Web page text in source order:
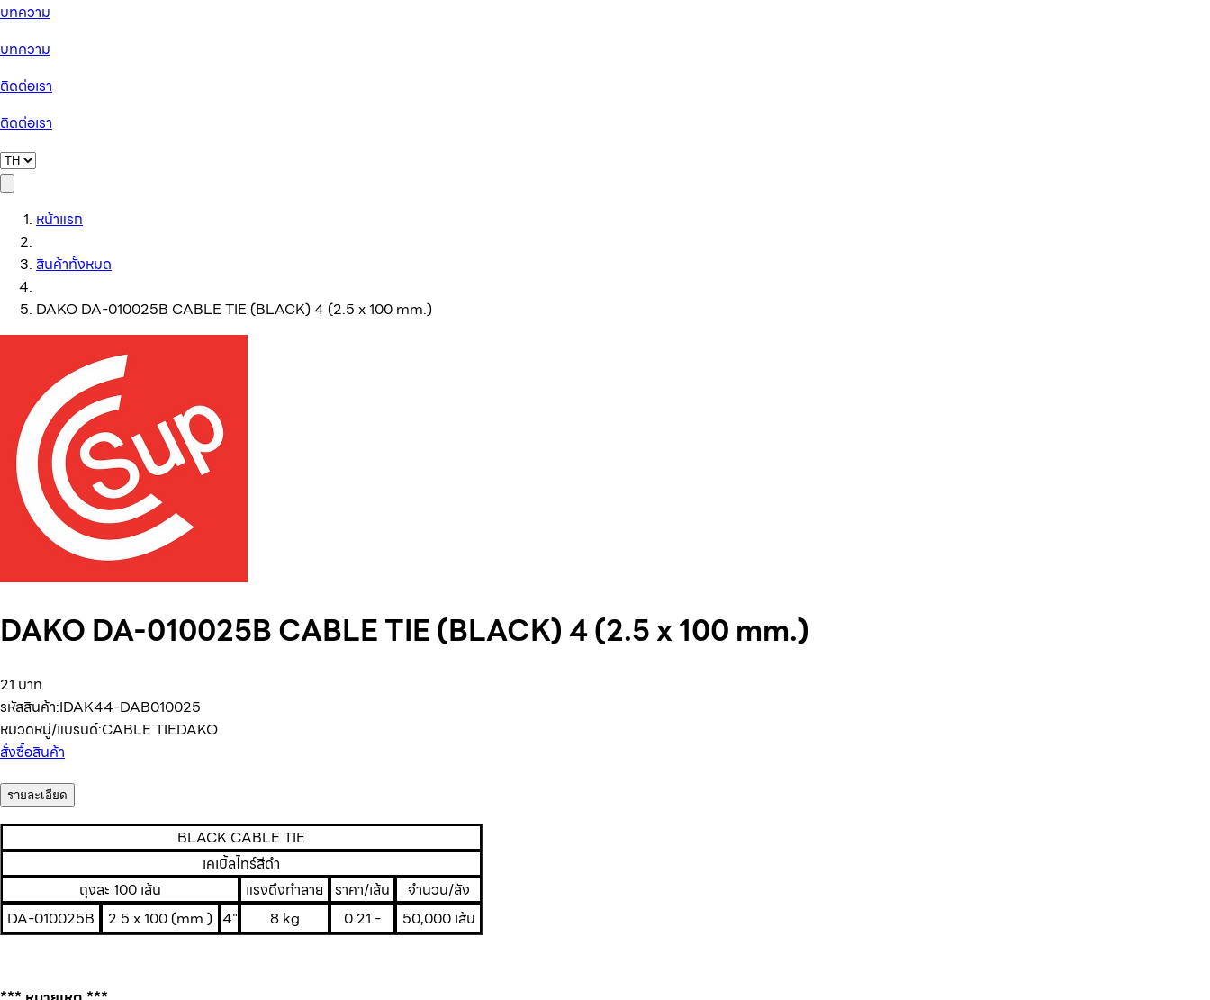
บทความ
บทความ
ติดต่อเรา
ติดต่อเรา
หน้าแรก
สินค้าทั้งหมด
DAKO DA-010025B CABLE TIE (BLACK) 4 (2.5 x 100 mm.)
DAKO DA-010025B CABLE TIE (BLACK) 4 (2.5 x 100 mm.)
21 บาท
รหัสสินค้า:IDAK44-DAB010025
หมวดหมู่/แบรนด์:CABLE TIEDAKO
สั่งซื้อสินค้า
รายละเอียด
BLACK CABLE TIE
เคเบิ้ลไทร์สีดำ
ถุงละ 100 เส้น
แรงดึงทำลาย ราคา/เส้น
จำนวน/ลัง
DA-010025B
2.5 x 100 (mm.) 4" 8 kg 0.21.- 50,000 เส้น